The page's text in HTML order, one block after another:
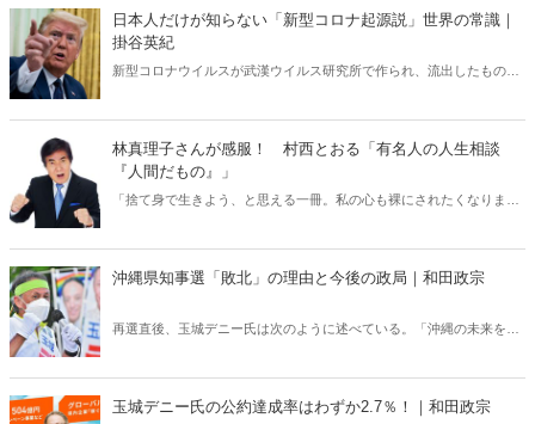
釈では絶対にわからない「チャーリー・カーク」現象の本質。
日本人だけが知らない「新型コロナ起源説」世界の常識｜
掛谷英紀
新型コロナウイルスが武漢ウイルス研究所で作られ、流出したもので
研究所起源」をめぐる深い闇。
林真理子さんが感服！ 村西とおる「有名人の人生相談
『人間だもの』」
「捨て身で生きよう、と思える一冊。私の心も裸にされたくなりまし
の』」を愛する方がもうひとり。作家の林真理子さんです。「私はつ
くづく感服してしまった」。その理由とは？
沖縄県知事選「敗北」の理由と今後の政局｜和田政宗
再選直後、玉城デニー氏は次のように述べている。「沖縄の未来を描
争点だった」とも語っているが、辺野古移設や基地問題は沖縄県民の
第一の関心ではなかった――。（サムネイルは玉城デニー氏のTwitter
玉城デニー氏の公約達成率はわずか2.7％！｜和田政宗